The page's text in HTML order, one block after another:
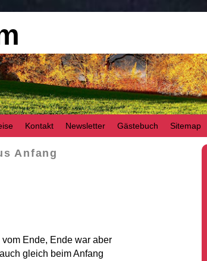
Kontakt Newsletter Gästebuch Sitemap
Anfang
Ende, Ende war aber
gleich beim Anfang